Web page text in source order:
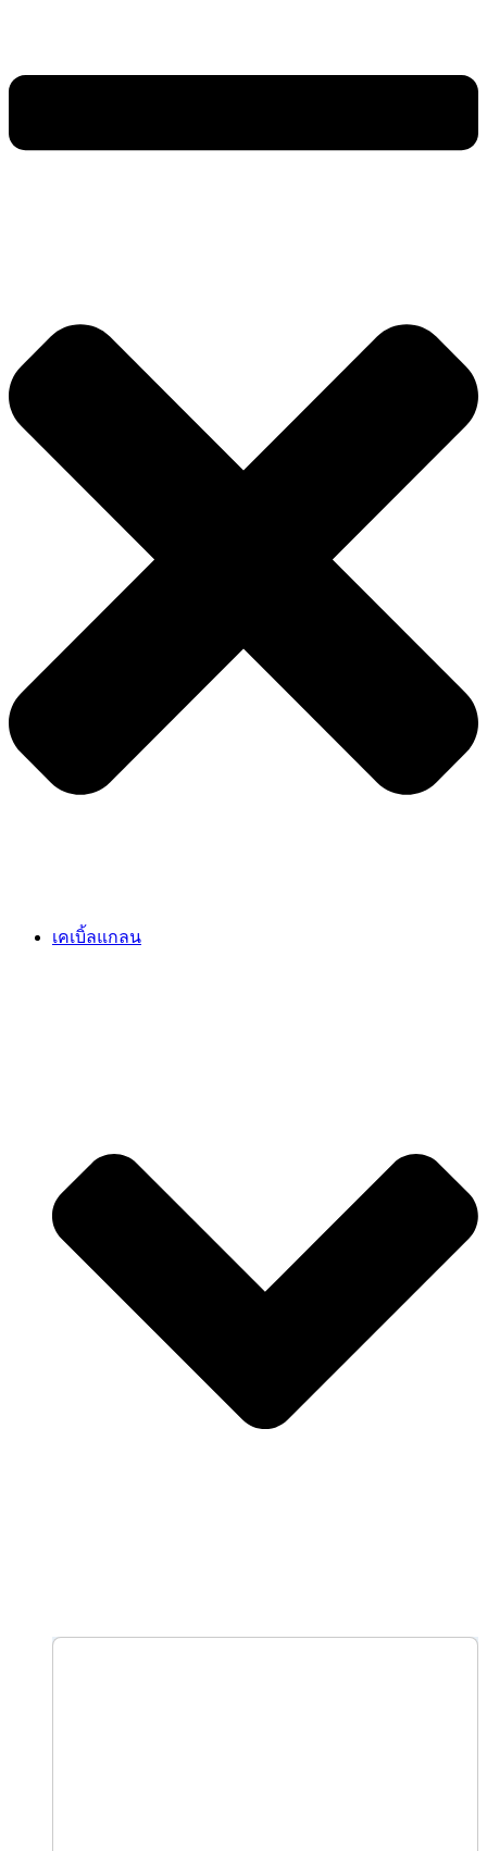
เคเบิ้ลแกลน